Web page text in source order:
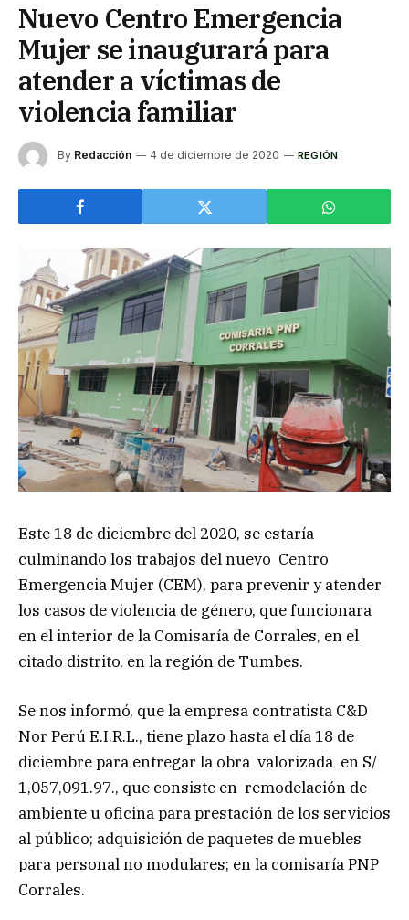
Nuevo Centro Emergencia
Mujer se inaugurará para
atender a víctimas de
violencia familiar
By Redacción 4 de diciembre de 2020 REGIÓN
Este 18 de diciembre del 2020, se estaría
culminando los trabajos del nuevo Centro
Emergencia Mujer (CEM), para prevenir y atender
los casos de violencia de género, que funcionara
en el interior de la Comisaría de Corrales, en el
citado distrito, en la región de Tumbes.
Se nos informó, que la empresa contratista C&D
Nor Perú E.I.R.L., tiene plazo hasta el día 18 de
diciembre para entregar la obra valorizada en S/
1,057,091.97., que consiste en remodelación de
ambiente u oficina para prestación de los servicios
al público; adquisición de paquetes de muebles
para personal no modulares; en la comisaría PNP
Corrales.